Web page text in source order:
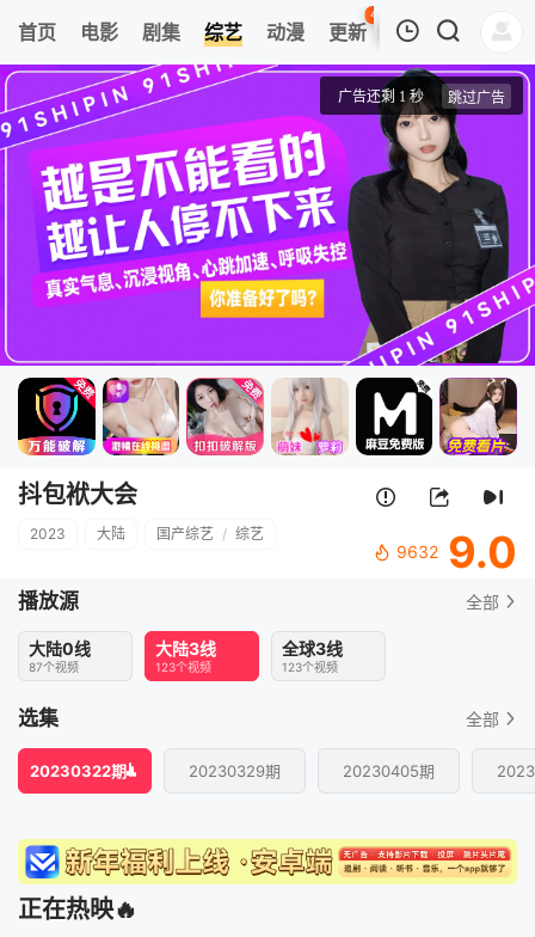
首页 电影 剧集 综艺 动漫 更新
45
热榜 APP
我的观影记录
20230322期
抖包袱大会
清空
抖包袱大会
2023 大陆 国产综艺 / 综艺
9632 9.0
播放源 全部
大陆0线
87个视频
大陆3线
123个视频
全球3线
123个视频
选集 全部
20230322期 20230329期 20230405期
正在热映🔥